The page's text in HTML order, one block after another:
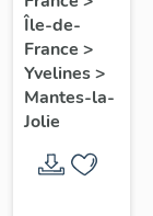
Ronde
Île-de-
France >
Yvelines>
Mantes-la-
Jolie